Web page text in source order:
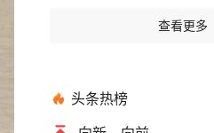
查看更多
头条热榜